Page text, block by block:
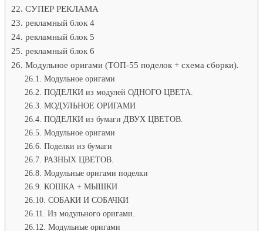
СУПЕР РЕКЛАМА
рекламный блок 4
рекламный блок 5
рекламный блок 6
Модульное оригами (ТОП-55 поделок + схема сборки).
Модульное оригами
ПОДЕЛКИ из модулей ОДНОГО ЦВЕТА.
МОДУЛЬНОЕ ОРИГАМИ
ПОДЕЛКИ из бумаги ДВУХ ЦВЕТОВ.
Модульное оригами
Поделки из бумаги
РАЗНЫХ ЦВЕТОВ.
Модульные оригами поделки
КОШКА + МЫШКИ
СОБАКИ И СОБАЧКИ
Из модульного оригами.
Модульные оригами